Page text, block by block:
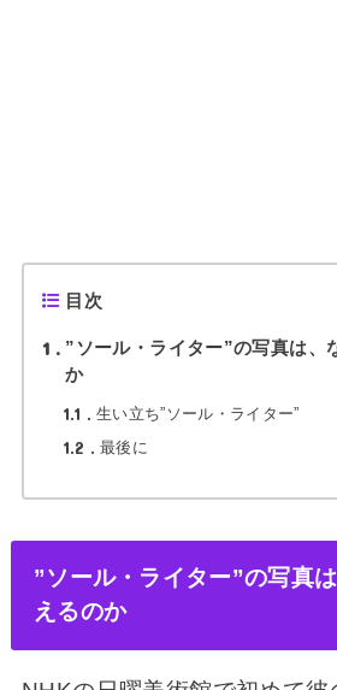
目次
1
”ソール・ライター”の写真は、
か
1.1 生い立ち”ソール・ライター”
1.2 最後に
”ソール・ライター”の写真
えるのか